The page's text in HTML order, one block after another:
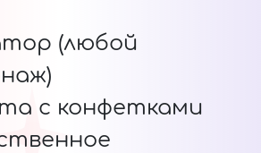
(любой
с конфетками